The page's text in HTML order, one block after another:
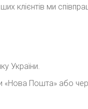
клієнтів ми
України.
«Нова Пошта» або